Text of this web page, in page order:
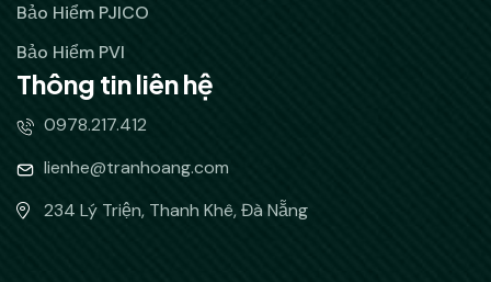
Bảo Hiểm PJICO
Bảo Hiểm PVI
Thông tin liên hệ
0978.217.412
lienhe@tranhoang.com
234 Lý Triện, Thanh Khê, Đà Nẵng